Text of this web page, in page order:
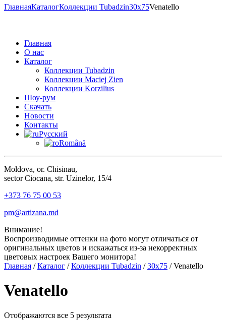
ГлавнаяКаталогКоллекции Tubadzin30x75Venatello
Главная
О нас
Каталог
Коллекции Tubadzin
Коллекции Maciej Zien
Коллекции Korzilius
Шоу-рум
Скачать
Новости
Контакты
Русский
Română
Moldova, or. Chisinau,
sector Ciocana, str. Uzinelor, 15/4
+373 76 75 00 53
pm@artizana.md
Внимание!
Воспроизводимые оттенки на фото могут отличаться от
оригинальных цветов и искажаться из-за некорректных
цветовых настроек Вашего монитора!
Главная /Каталог /Коллекции Tubadzin /30x75 / Venatello
Venatello
Отображаются все 5 результата